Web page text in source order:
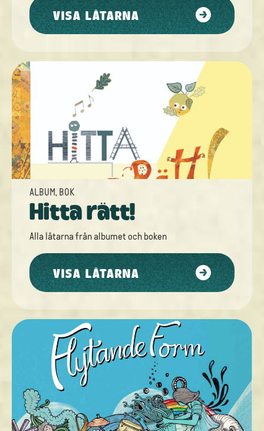
VISA LÅTARNA
ALBUM BOK
Hitta rätt!
Alla låtarna frånalbumetochboken
VISA LÅTARNA